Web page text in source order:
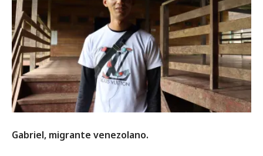
Gabriel, migrante venezolano.